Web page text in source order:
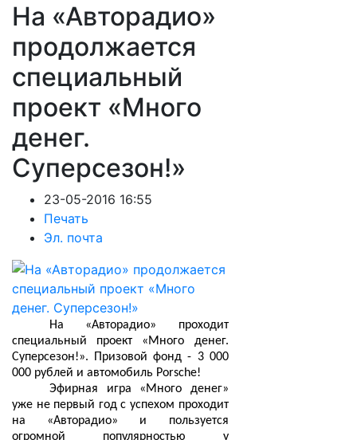
На «Авторадио»
продолжается
специальный
проект «Много
денег.
Суперсезон!»
23-05-2016 16:55
Печать
Эл. почта
На «Авторадио» проходит
специальный проект «Много денег.
Суперсезон!». Призовой фонд - 3 000
000 рублей и автомобиль Porsche!
Эфирная игра «Много денег»
уже не первый год с успехом проходит
на «Авторадио» и пользуется
огромной популярностью у